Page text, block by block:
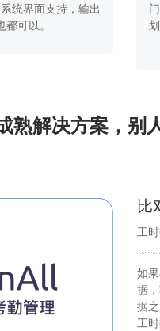
统界面支持，输出
都可以。
熟解决方案，别
比
工
如
据
据
工